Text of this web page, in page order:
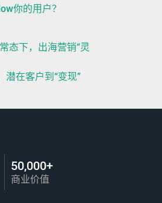
你的用户？
态下，出海营销“灵
在客户到“变现”
50,000+
商业价值